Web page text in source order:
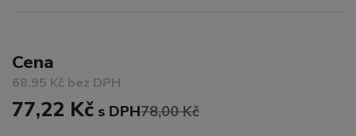
Cena
68,95 Kč bez DPH
77,22 Kč s DPH78,00 Kč